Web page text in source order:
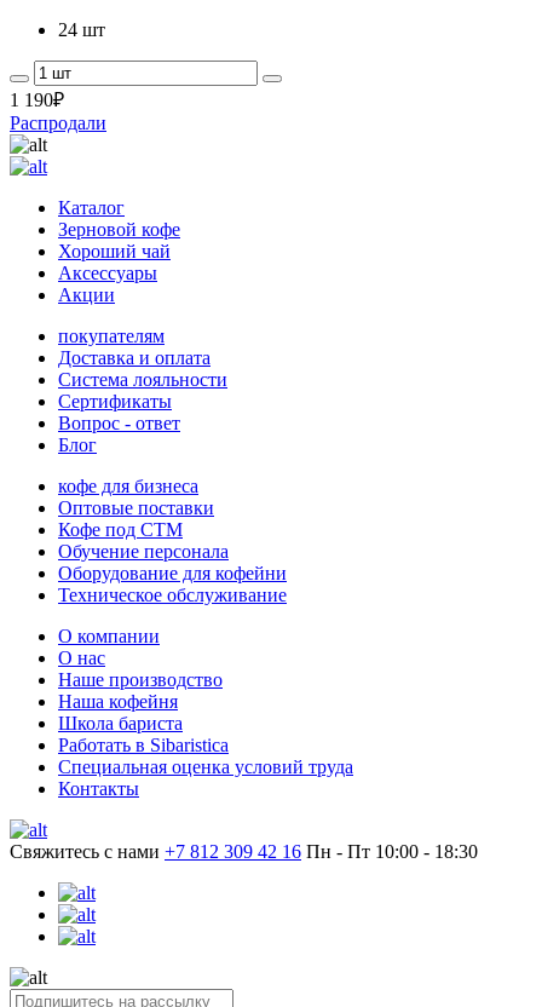
24 шт
1 190₽
Распродали
Каталог
Зерновой кофе
Хороший чай
Аксессуары
Акции
покупателям
Доставка и оплата
Система лояльности
Сертификаты
Вопрос - ответ
Блог
кофе для бизнеса
Оптовые поставки
Кофе под СТМ
Обучение персонала
Оборудование для кофейни
Техническое обслуживание
О компании
О нас
Наше производство
Наша кофейня
Школа бариста
Работать в Sibaristica
Специальная оценка условий труда
Контакты
Свяжитесь с нами +7 812 309 42 16 Пн - Пт 10:00 - 18:30